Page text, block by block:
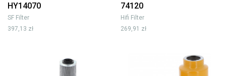
HY14070
SF Filter
397,13 zł
74120
Hifi Filter
269,91 zł